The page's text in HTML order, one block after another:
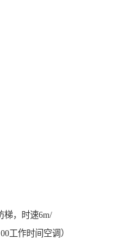
梯，时速6m/
工作时间空调）